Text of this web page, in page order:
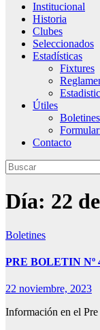
Institucional
Historia
Clubes
Seleccionados
Estadísticas
Fixtures
Útiles
Boletines
Contacto
Día: 22
Boletines
PRE BOLETIN Nº
22 noviembre, 2023
Información en el